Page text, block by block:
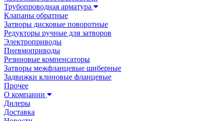
Трубопроводная арматура
Клапаны обратные
Затворы дисковые поворотные
Редукторы ручные для затворов
Электроприводы
Пневмоприводы
Резиновые компенсаторы
Затворы межфланцевые шиберные
Задвижки клиновые фланцевые
Прочее
О компании
Дилеры
Доставка